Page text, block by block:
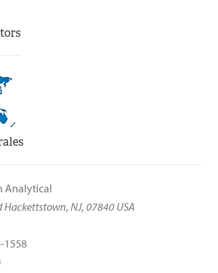
Analytical
NJ, 07840 USA
1558